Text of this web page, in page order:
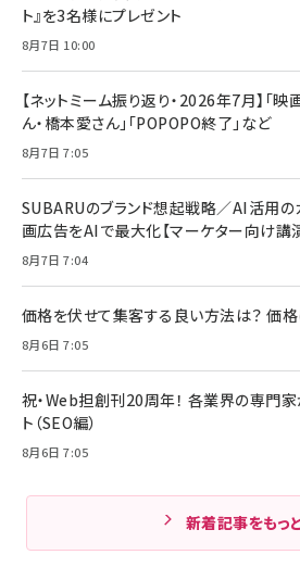
ト』を3名様にプレゼント
8月7日 10:00
【ネットミーム振り返り・2026年7月】「
ん・橋本愛さん」「POPOPO終了」など
8月7日 7:05
SUBARUのブランド想起戦略／AI活用のカ
画広告をAIで最大化【マーケター向け講
8月7日 7:04
価格を伏せて集客する良い方法は？ 価
8月6日 7:05
祝・Web担創刊20周年！ 各業界の専門
ト（SEO編）
8月6日 7:05
新着記事をもっ